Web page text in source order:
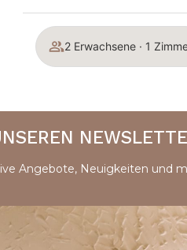
2 Erwachsene · 1
Angebote, Neuigkeiten und